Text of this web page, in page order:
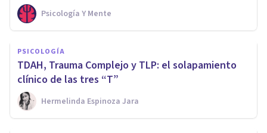
Psicología Y Mente
PSICOLOGÍA
TDAH, Trauma Complejo y TLP: el solapamiento
clínico de las tres “T”
Hermelinda Espinoza Jara